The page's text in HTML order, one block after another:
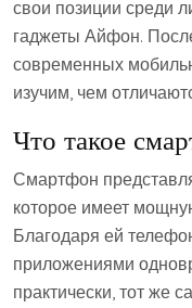
свои позиции среди
гаджеты Айфон.
современных
изучим, чем
Что такое
Смартфон
которое имеет
Благодаря ей
приложениями
практически, тот же